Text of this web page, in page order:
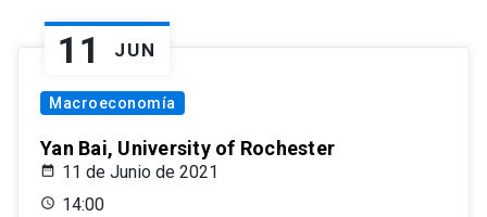
11 JUN
Macroeconomía
Yan Bai, University of Rochester
11 de Junio de 2021
14:00